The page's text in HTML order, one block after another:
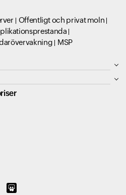
Offentligt och privat moln
MSP